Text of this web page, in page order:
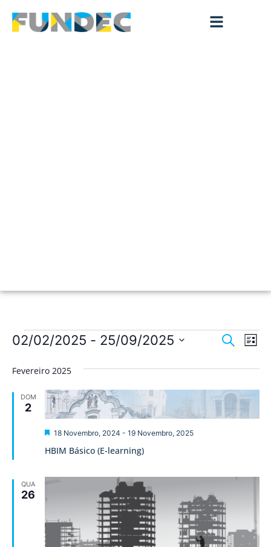
de
e
Pesquisar
de
Lista
02/02/2025 - 25/09/2025
data.
Fevereiro 2025
DOM
2
HBIM Básico (E-learning)
Destaque
18 Novembro, 2024 - 19 Novembro, 2025
QUA
26